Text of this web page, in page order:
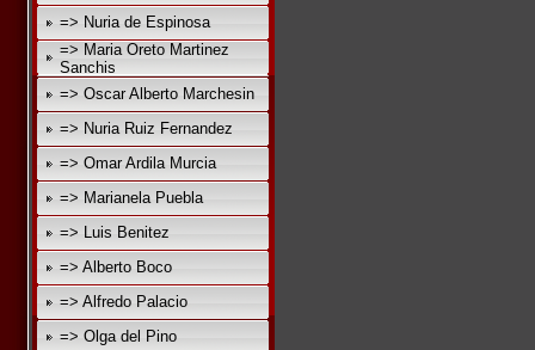
=> Nuria de Espinosa
=> Maria Oreto Martinez
Sanchis
=> Oscar Alberto Marchesin
=> Nuria Ruiz Fernandez
=> Omar Ardila Murcia
=> Marianela Puebla
=> Luis Benitez
=> Alberto Boco
=> Alfredo Palacio
=> Olga del Pino